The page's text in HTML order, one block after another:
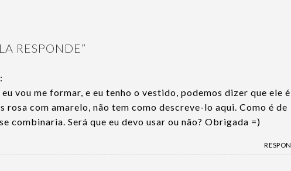
RESPONDE”
vou me formar, e eu tenho o vestido, podemos dizer que ele é
rosa com amarelo, não tem como descreve-lo aqui. Como é de
combinaria. Será que eu devo usar ou não? Obrigada =)